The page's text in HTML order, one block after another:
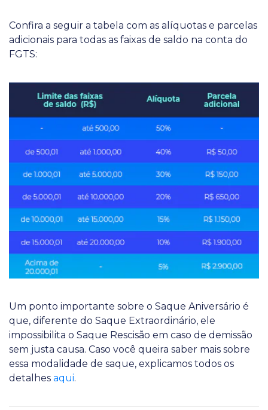
Confira a seguir a tabela com as alíquotas e parcelas
adicionais para todas as faixas de saldo na conta do
FGTS:
Um ponto importante sobre o Saque Aniversário é
que, diferente do Saque Extraordinário, ele
impossibilita o Saque Rescisão em caso de demissão
sem justa causa. Caso você queira saber mais sobre
essa modalidade de saque, explicamos todos os
detalhes aqui.